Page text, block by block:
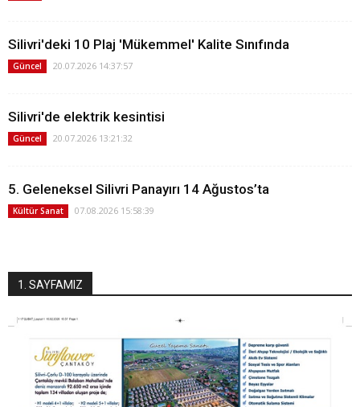
Silivri'deki 10 Plaj 'Mükemmel' Kalite Sınıfında
Güncel 20.07.2026 14:37:57
Silivri'de elektrik kesintisi
Güncel 20.07.2026 13:21:32
5. Geleneksel Silivri Panayırı 14 Ağustos’ta
Kültür Sanat 07.08.2026 15:58:39
1. SAYFAMIZ